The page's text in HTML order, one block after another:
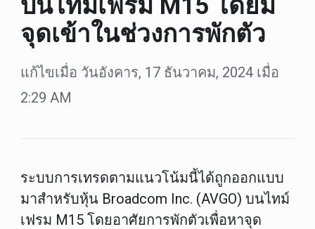
บนไทม์เฟรม M15 โดยมี
จุดเข้าในช่วงการพักตัว
แก้ไขเมื่อ วันอังคาร, 17 ธันวาคม, 2024 เมื่อ
2:29 AM
ระบบการเทรดตามแนวโน้มนี้ได้ถูกออกแบบ
มาสำหรับหุ้นBroadcom Inc. (AVGO) บนไทม์
เฟรม M15 โดยอาศัยการพักตัวเพื่อหาจุด